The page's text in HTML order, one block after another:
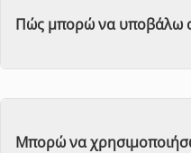
Πώς μπορώ να υποβάλω
Μπορώ να